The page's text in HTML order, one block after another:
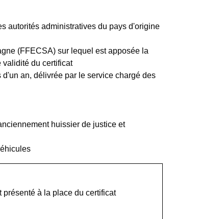
autorités administratives du pays d'origine
(FFECSA) sur lequel est apposée la
validité du certificat
an, délivrée par le service chargé des
huissier de justice et
à la place du certificat